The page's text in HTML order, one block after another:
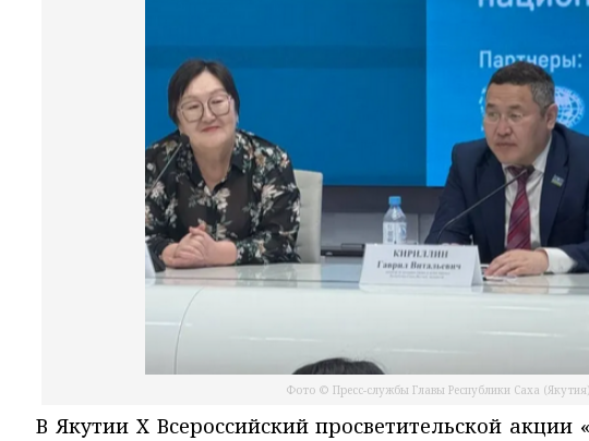
Фото © Пресс-службы Главы Республики Саха
В Якутии X Всероссийский просветительской